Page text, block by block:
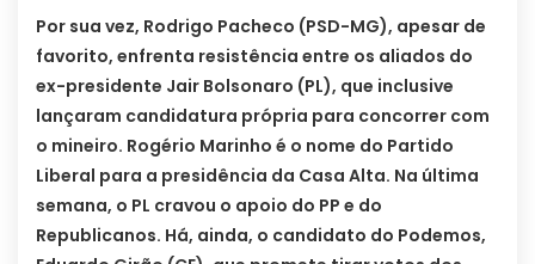
Por sua vez, Rodrigo Pacheco (PSD-MG), apesar de
favorito, enfrenta resistência entre os aliados do
ex-presidente Jair Bolsonaro (PL), que inclusive
lançaram candidatura própria para concorrer com
o mineiro. Rogério Marinho é o nome do Partido
Liberal para a presidência da Casa Alta. Na última
semana, o PL cravou o apoio do PP e do
Republicanos. Há, ainda, o candidato do Podemos,